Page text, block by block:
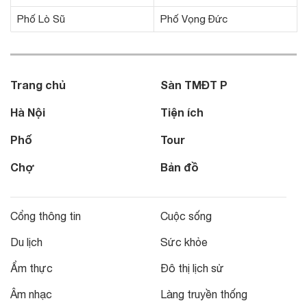
Phố Lò Sũ Phố Vọng Đức
Trang chủ
Hà Nội
Phố
Chợ
Sàn TMĐT P
Tiện ích
Tour
Bản đồ
Cổng thông tin
Du lịch
Ẩm thực
Âm nhạc
Cuộc sống
Sức khỏe
Đô thị lịch sử
Làng truyền thống